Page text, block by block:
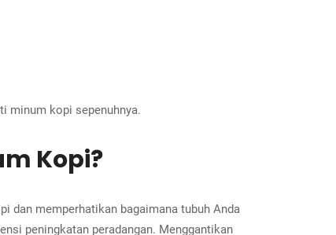
minum kopi sepenuhnya.
Kopi?
dan memperhatikan bagaimana tubuh Anda
peningkatan peradangan. Menggantikan